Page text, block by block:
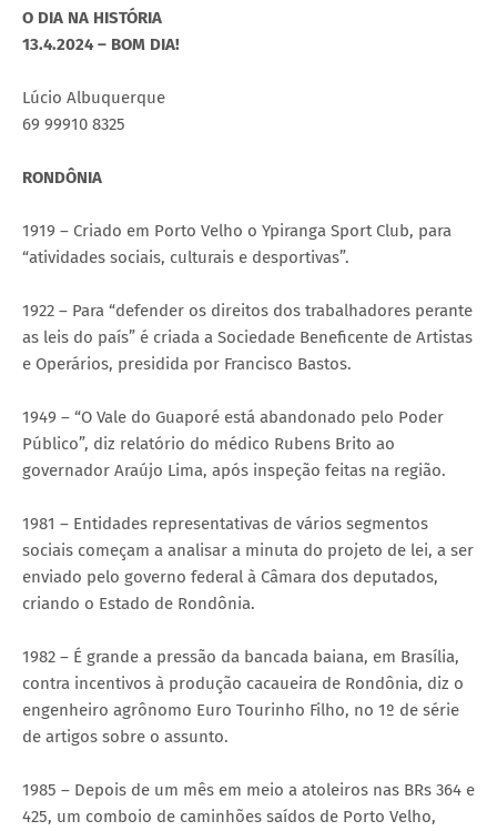
O DIA NA HISTÓRIA
13.4.2024 – BOM DIA!
Lúcio Albuquerque
69 99910 8325
RONDÔNIA
1919 – Criado em Porto Velho o Ypiranga Sport Club, para
“atividades sociais, culturais e desportivas”.
1922 – Para “defender os direitos dos trabalhadores perante
as leis do país” é criada a Sociedade Beneficente de Artistas
e Operários, presidida por Francisco Bastos.
1949 – “O Vale do Guaporé está abandonado pelo Poder
Público”, diz relatório do médico Rubens Brito ao
governador Araújo Lima, após inspeção feitas na região.
1981 – Entidades representativas de vários segmentos
sociais começam a analisar a minuta do projeto de lei, a ser
enviado pelo governo federal à Câmara dos deputados,
criando o Estado de Rondônia.
1982 – É grande a pressão da bancada baiana, em Brasília,
contra incentivos à produção cacaueira de Rondônia, diz o
engenheiro agrônomo Euro Tourinho Filho, no 1º de série
de artigos sobre o assunto.
1985 – Depois de um mês em meio a atoleiros nas BRs 364 e
425, um comboio de caminhões saídos de Porto Velho,